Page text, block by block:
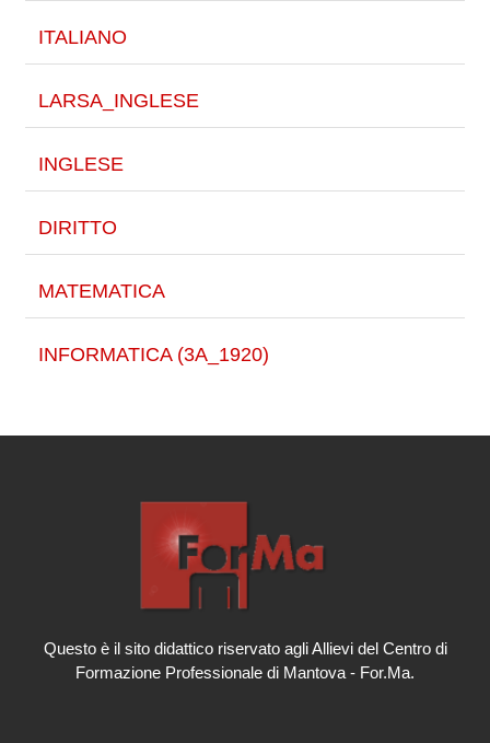
ITALIANO
LARSA_INGLESE
INGLESE
DIRITTO
MATEMATICA
INFORMATICA (3A_1920)
Questo è il sito didattico riservato agli Allievi del Centro di
Formazione Professionale di Mantova - For.Ma.